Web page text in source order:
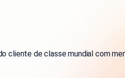
cliente de classe mundial com